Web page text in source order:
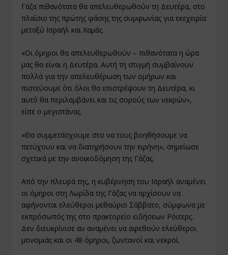
Γάζα πιθανότατα θα απελευθερωθούν τη Δευτέρα, στο
πλαίσιο της πρώτης φάσης της συμφωνίας για εκεχειρία
μεταξύ Ισραήλ και Χαμάς.
«Οι όμηροι θα απελευθερωθούν – πιθανότατα η ώρα
μας θα είναι η Δευτέρα. Αυτή τη στιγμή συμβαίνουν
πολλά για την απελευθέρωση των ομήρων και
πιστεύουμε ότι όλοι θα επιστρέψουν τη Δευτέρα, κι
αυτό θα περιλαμβάνει και τις σορούς των νεκρών»,
είπε ο μεγιστάνας.
«Θα συμμετάσχουμε στο να τους βοηθήσουμε να
πετύχουν και να διατηρήσουν την ειρήνη», σημείωσε
σχετικά με την ανοικοδόμηση της Γάζας.
Από την πλευρά της, η κυβέρνηση του Ισραήλ αναμένει
οι όμηροι στη Λωρίδα της Γάζας να αρχίσουν να
αφήνονται ελεύθεροι μεθαύριο Σάββατο, σύμφωνα με
εκπρόσωπός της στο πρακτορείο ειδήσεων Ρόιτερς.
Δεν διευκρίνισε αν αναμένει να αφεθούν ελεύθεροι
μονομιάς και οι 48 όμηροι, ζωντανοί και νεκροί.